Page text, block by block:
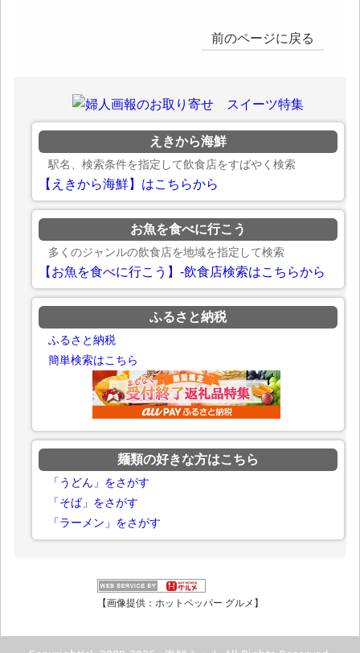
前のページに戻る
えきから海鮮
駅名、検索条件を指定して飲食店をすばやく検索
【えきから海鮮】はこちらから
お魚を食べに行こう
多くのジャンルの飲食店を地域を指定して検索
【お魚を食べに行こう】-飲食店検索はこちらから
ふるさと納税
ふるさと納税
簡単検索はこちら
麺類の好きな方はこちら
「うどん」をさがす
「そば」をさがす
「ラーメン」をさがす
【画像提供：ホットペッパー グルメ】